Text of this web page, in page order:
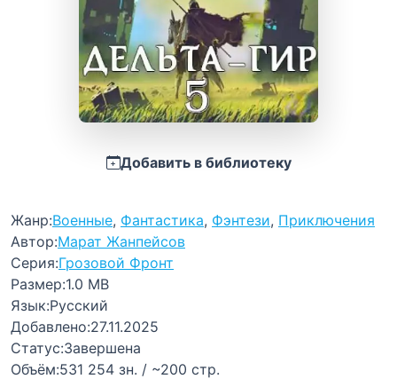
Добавить в библиотеку
Жанр:Военные, Фантастика, Фэнтези, Приключения
Автор:Марат Жанпейсов
Серия:Грозовой Фронт
Размер:1.0 MB
Язык:Русский
Добавлено:27.11.2025
Статус:Завершена
Объём:531 254 зн. / ~200 стр.